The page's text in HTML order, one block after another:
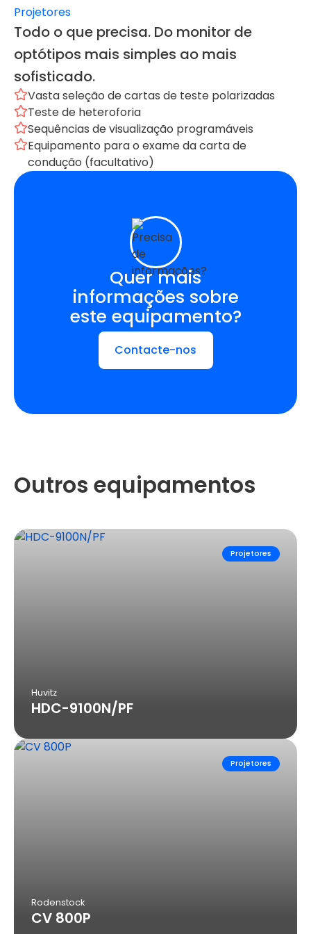
Projetores
Todo o que precisa. Do monitor de
optótipos mais simples ao mais
sofisticado.
Vasta seleção de cartas de teste polarizadas
Teste de heteroforia
Sequências de visualização programáveis
Equipamento para o exame da carta de
condução (facultativo)
Quer mais
informações sobre
este equipamento?
Contacte-nos
Outros equipamentos
Projetores
Huvitz
HDC-9100N/PF
Projetores
Rodenstock
CV 800P